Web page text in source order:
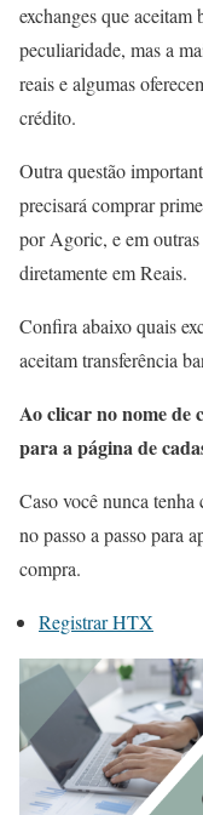
exchanges que aceitam
peculiaridade, mas a
reais e algumas
crédito.
Outra questão
precisará comprar
por Agoric, e em
diretamente em Reais.
Confira abaixo quais
aceitam transferência
Ao clicar no nome de
para a página de
Caso você nunca
no passo a passo para
compra.
Registrar HTX